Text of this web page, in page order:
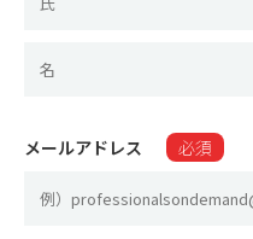
メールアドレス 必須